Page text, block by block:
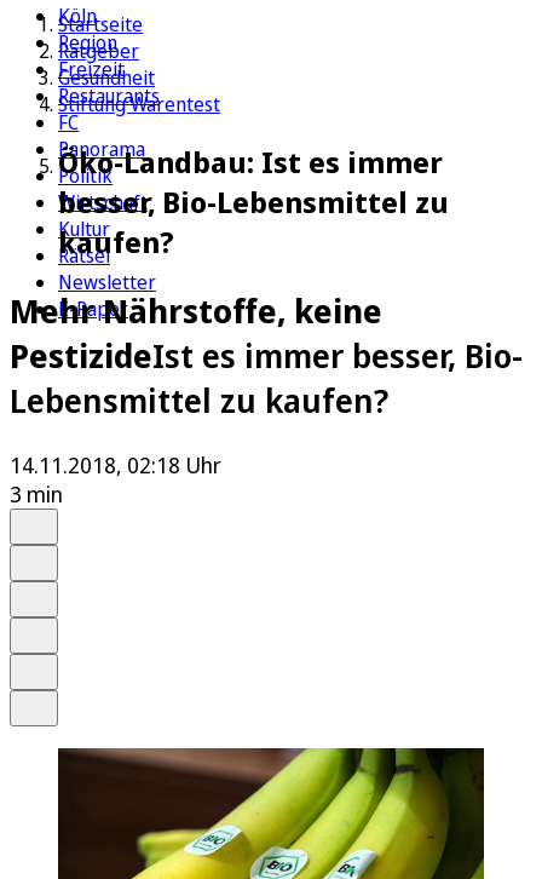
Köln
Region
Freizeit
Restaurants
FC
Panorama
Politik
Wirtschaft
Kultur
Rätsel
Newsletter
E-Paper
Startseite
Ratgeber
Gesundheit
Stiftung Warentest
Öko-Landbau: Ist es immer
besser, Bio-Lebensmittel zu
kaufen?
Mehr Nährstoffe, keine
PestizideIst es immer besser, Bio-
Lebensmittel zu kaufen?
14.11.2018, 02:18 Uhr
3 min